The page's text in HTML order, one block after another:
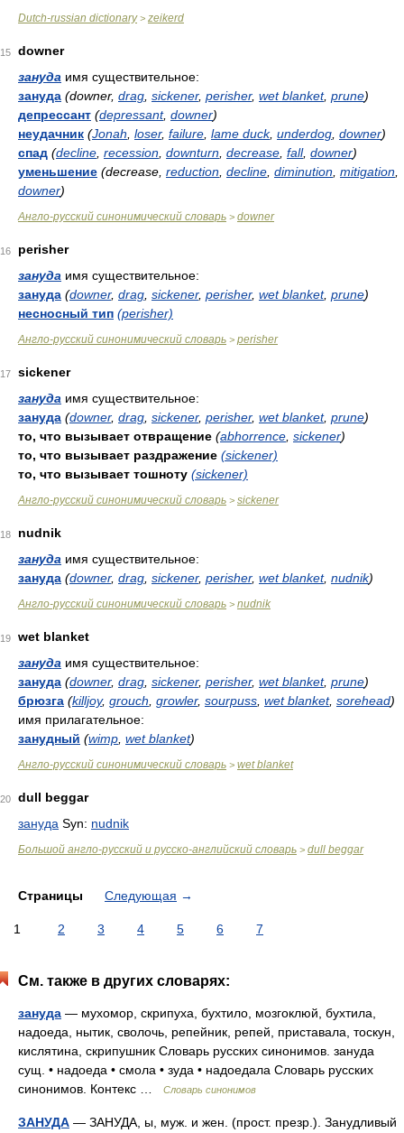
Dutch-russian dictionary> zeikerd
15
downer
зануда имя существительное:
зануда (downer, drag sickener, perisher, wet blanket, prune)
депрессант (depressant, downer)
неудачник (Jonah loser, failure lame duck, underdog downer)
спад (decline recession downturn decrease fall, downer)
уменьшение (decrease, reduction decline diminution mitigation
downer)
Англо-русский синонимический словарь > downer
16
perisher
зануда имя существительное:
зануда (downer, drag sickener, perisher, wet blanket, prune)
несносный тип (perisher)
Англо-русский синонимический словарь > perisher
17
sickener
зануда имя существительное:
зануда (downer, drag sickener, perisher, wet blanket, prune)
то, что вызывает отвращение (abhorrence sickener)
то, что вызывает раздражение (sickener)
то, что вызывает тошноту (sickener)
Англо-русский синонимический словарь > sickener
18
nudnik
зануда имя существительное:
зануда (downer, drag sickener, perisher, wet blanket, nudnik)
Англо-русский синонимический словарь > nudnik
19
wet blanket
зануда имя существительное:
зануда (downer, drag sickener, perisher, wet blanket, prune)
брюзга (killjoy, grouch growler, sourpuss wet blanket, sorehead)
имя прилагательное:
занудный (wimp wet blanket)
Англо-русский синонимический словарь > wet blanket
20
dull beggar
зануда Syn: nudnik
Большой англо-русский и русско-английский словарь > dull beggar
Страницы Следующая →
1 2 3 4 5 6 7
См. также в других словарях:
зануда — мухомор, скрипуха, бухтило, мозгоклюй, бухтила,
надоеда, нытик, сволочь, репейник, репей, приставала, тоскун,
кислятина, скрипушник Словарь русских синонимов. зануда
сущ. • надоеда • смола • зуда • надоедала Словарь русских
синонимов. Контекс …
Словарь синонимов
ЗАНУДА — ЗАНУДА, ы, муж. и жен. (прост. презр.). Занудливый